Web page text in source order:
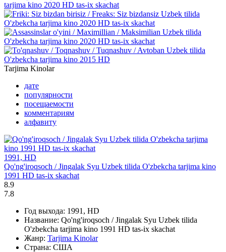
Tarjima Kinolar
дате
популярности
посещаемости
комментариям
алфавиту
1991, HD
Qo'ng'iroqsoch / Jingalak Syu Uzbek tilida O'zbekcha tarjima kino
1991 HD tas-ix skachat
8.9
7.8
Год выхода: 1991, HD
Название: Qo'ng'iroqsoch / Jingalak Syu Uzbek tilida
O'zbekcha tarjima kino 1991 HD tas-ix skachat
Жанр: Tarjima Kinolar
Страна: США